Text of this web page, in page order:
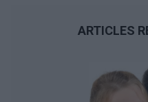
ARTICLES